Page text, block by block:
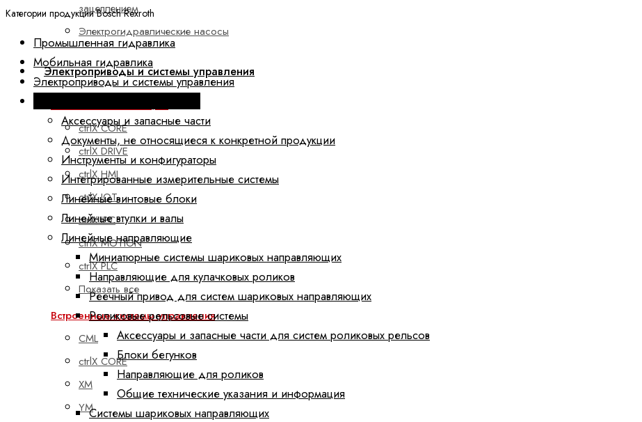
зацеплением
Электрогидравлические насосы
Электроприводы и системы управления
ctrlX CORE
ctrlX DRIVE
ctrlX HMI
ctrlX IOT
ctrlX IPC
ctrlX MOTION
ctrlX PLC
Показать все
Встроенные системы управления
CML
ctrlX CORE
XM
YM
Категории продукции Bosch Rexroth
Промышленная гидравлика
Мобильная гидравлика
Электроприводы и системы управления
Аксессуары и запасные части
Документы, не относящиеся к конкретной продукции
Инструменты и конфигураторы
Интегрированные измерительные системы
Линейные винтовые блоки
Линейные втулки и валы
Линейные направляющие
Миниатюрные системы шариковых направляющих
Направляющие для кулачковых роликов
Реечный привод для систем шариковых направляющих
Роликовые рельсовые системы
Аксессуары и запасные части для систем роликовых рельсов
Блоки бегунков
Направляющие для роликов
Общие технические указания и информация
Системы шариковых направляющих